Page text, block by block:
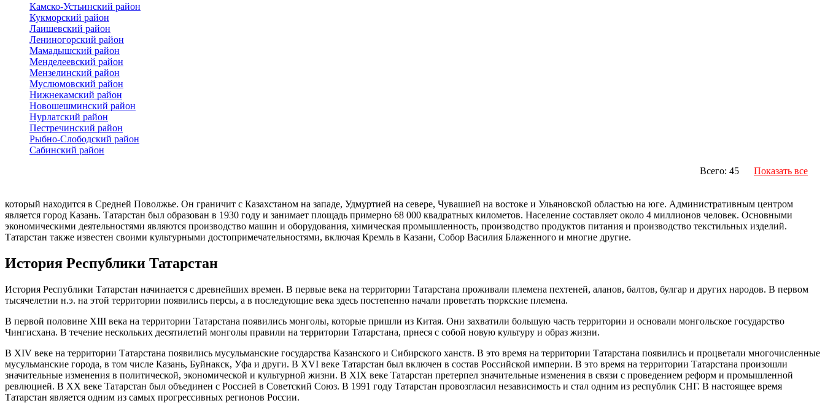
Камско-Устьинский район
Кукморский район
Лаишевский район
Лениногорский район
Мамадышский район
Менделеевский район
Мензелинский район
Муслюмовский район
Нижнекамский район
Новошешминский район
Нурлатский район
Пестречинский район
Рыбно-Слободский район
Сабинский район
Всего: 45
Показать все
который находится в Средней Поволжье. Он граничит с Казахстаном на западе, Удмуртией на севере, Чувашией на востоке и Ульяновской областью на юге. Административным центром
является город Казань. Татарстан был образован в 1930 году и занимает площадь примерно 68 000 квадратных километов. Население составляет около 4 миллионов человек. Основными
экономическими деятельностями являются производство машин и оборудования, химическая промышленность, производство продуктов питания и производство текстильных изделий.
Татарстан также известен своими культурными достопримечательностями, включая Кремль в Казани, Собор Василия Блаженного и многие другие.
История Республики Татарстан
История Республики Татарстан начинается с древнейших времен. В первые века на территории Татарстана проживали племена пехтеней, аланов, балтов, булгар и других народов. В первом
тысячелетии н.э. на этой территории появились персы, а в последующие века здесь постепенно начали проветать тюркские племена.
В первой половине XIII века на территории Татарстана появились монголы, которые пришли из Китая. Они захватили большую часть территории и основали монгольское государство
Чингисхана. В течение нескольких десятилетий монголы правили на территории Татарстана, прнеся с собой новую культуру и образ жизни.
В XIV веке на территории Татарстана появились мусульманские государства Казанского и Сибирского ханств. В это время на территории Татарстана появились и процветали многочисленные
мусульманские города, в том числе Казань, Буйнакск, Уфа и други. В XVI веке Татарстан был включен в состав Российской империи. В это время на территории Татарстана произошли
значительные изменения в политической, экономической и культурной жизни. В XIX веке Татарстан претерпел значительные изменения в связи с проведением реформ и промышленной
ревлюцией. В XX веке Татарстан был объединен с Россией в Советский Союз. В 1991 году Татарстан провозгласил независимость и стал одним из республик СНГ. В настоящее время
Татарстан является одним из самых прогрессивных регионов России.